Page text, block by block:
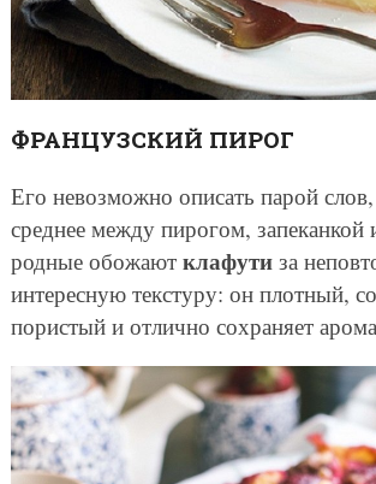
ФРАНЦУЗСКИЙ ПИРОГ
Его невозможно описать парой
среднее между пирогом,
родные обожают клафутиза
интересную текстуру: он плотный,
пористый и отлично сохраняет